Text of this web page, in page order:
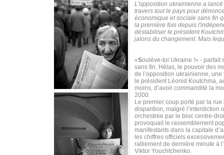
L'opposition ukrainienne a
travers tout le pays pour
économique et sociale sans fin
la première fois depuis
déstabiliser le président
jalons du changement. Mais
«Soulève-toi Ukraine !» - parfait
sans fin. Hélas, le pouvoir des
de l’opposition ukrainienne,
le président Léonid Koutchma,
moins, d’avoir commandité la
2000.
Le premier coup porté par la
disparition, malgré l’interdiction
orchestrée par le bloc centre-
provoquait le rassemblement
manifestants dans la capitale
les chiffres officiels
ralliement de dernière minute à
Viktor Youchtchenko.